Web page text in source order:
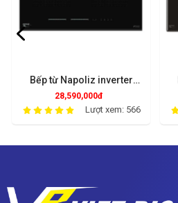
Bếp từ Napoliz inverter
ITC826EGO
28,590,000đ
Lượt xem: 566